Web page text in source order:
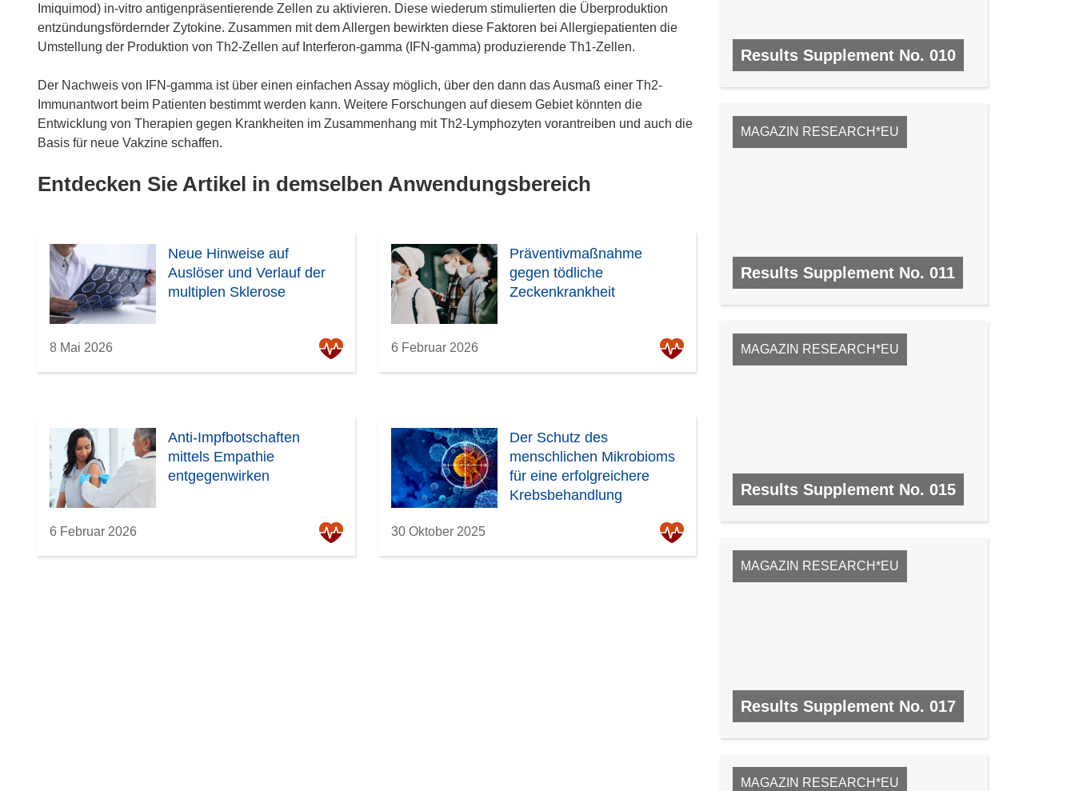
Imiquimod) in-vitro antigenpräsentierende Zellen zu aktivieren. Diese wiederum stimulierten die Überproduktion
entzündungsfördernder Zytokine. Zusammen mit dem Allergen bewirkten diese Faktoren bei Allergiepatienten die
Umstellung der Produktion von Th2-Zellen auf Interferon-gamma (IFN-gamma) produzierende Th1-Zellen.
Der Nachweis von IFN-gamma ist über einen einfachen Assay möglich, über den dann das Ausmaß einer Th2-
Immunantwort beim Patienten bestimmt werden kann. Weitere Forschungen auf diesem Gebiet könnten die
Entwicklung von Therapien gegen Krankheiten im Zusammenhang mit Th2-Lymphozyten vorantreiben und auch die
Basis für neue Vakzine schaffen.
Entdecken Sie Artikel in demselben Anwendungsbereich
Neue Hinweise auf
Auslöser und Verlauf der
multiplen Sklerose
8 Mai 2026
Präventivmaßnahme
gegen tödliche
Zeckenkrankheit
6 Februar 2026
Anti-Impfbotschaften
mittels Empathie
entgegenwirken
6 Februar 2026
Der Schutz des
menschlichen Mikrobioms
für eine erfolgreichere
Krebsbehandlung
30 Oktober 2025
Results Supplement No. 010
NR. 10, DEZEMBER 2008
MAGAZIN RESEARCH*EU
Results Supplement No. 011
NR. 11, JANUAR 2009
MAGAZIN RESEARCH*EU
Results Supplement No. 015
MAGAZIN RESEARCH*EU
Results Supplement No. 017
NR. 17, SEPTEMBER 2009
MAGAZIN RESEARCH*EU